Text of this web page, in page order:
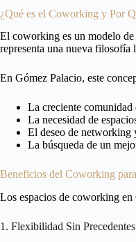
¿Qué es el Coworking y Por
El coworking es un modelo de
representa una nueva
En Gómez Palacio, este
La creciente comunidad
La necesidad de
El deseo de networking
La búsqueda de un
Beneficios del Coworking
Los espacios de coworking en
1. Flexibilidad Sin Precedentes